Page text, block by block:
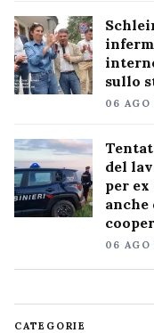
sullo
06 AGO
del
per
anche
06 AGO
CATEGORIE